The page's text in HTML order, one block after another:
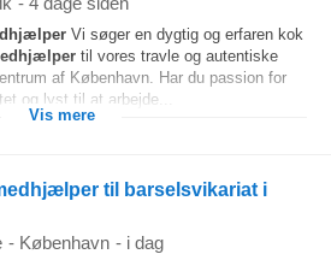
Vi søger en dygtig og erfaren kok
til vores travle og autentiske
af København. Har du passion for
og lyst til at arbejde...
Vis mere
til barselsvikariat i
- København - i dag